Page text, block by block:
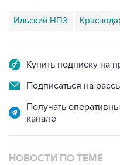
Ильский НПЗ
Купить подписку на
Подписаться на
Получать
канале
НОВОСТИ ПО ТЕМЕ